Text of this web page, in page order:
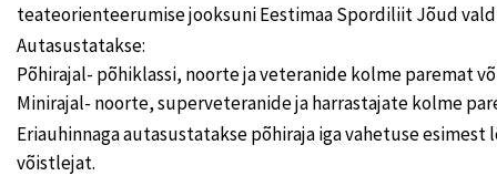
teateorienteerumise jooksuni Eestimaa Spordiliit Jõud
Autasustatakse:
Põhirajal- põhiklassi, noorte ja veteranide kolme paremat
Minirajal- noorte, superveteranide ja harrastajate kolme
Eriauhinnaga autasustatakse põhiraja iga vahetuse
võistlejat.